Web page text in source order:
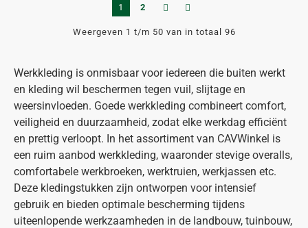
Werkkleding is onmisbaar voor iedereen die buiten werkt
en kleding wil beschermen tegen vuil, slijtage en
weersinvloeden. Goede werkkleding combineert comfort,
veiligheid en duurzaamheid, zodat elke werkdag efficiënt
en prettig verloopt. In het assortiment van CAVWinkel is
een ruim aanbod werkkleding, waaronder stevige overalls,
comfortabele werkbroeken, werktruien, werkjassen etc.
Deze kledingstukken zijn ontworpen voor intensief
gebruik en bieden optimale bescherming tijdens
uiteenlopende werkzaamheden in de landbouw, tuinbouw,
1 2
Weergeven 1 t/m 50 van in totaal 96